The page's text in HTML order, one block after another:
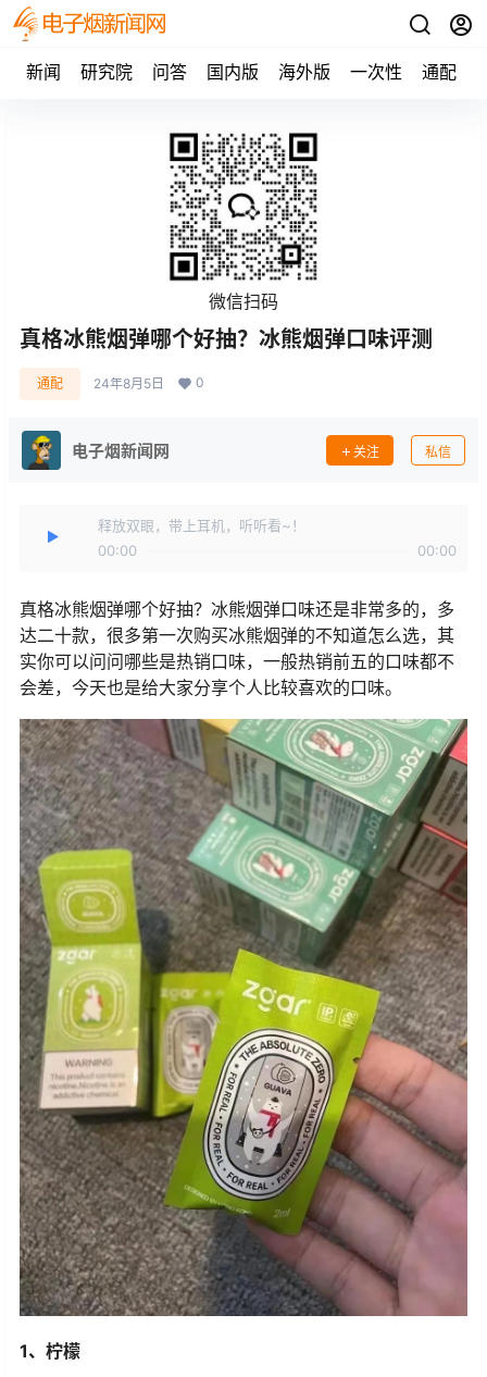
新闻 研究院 问答 国内版 海外版 一次性 通配
微信扫码
真格冰熊烟弹哪个好抽？冰熊烟弹口味评测
通配 24年8月5日 0
电子烟新闻网 关注 私信
释放双眼，带上耳机，听听看~！
00:00
00:00
真格冰熊烟弹哪个好抽？冰熊烟弹口味还是非常多的，多
达二十款，很多第一次购买冰熊烟弹的不知道怎么选，其
实你可以问问哪些是热销口味，一般热销前五的口味都不
会差，今天也是给大家分享个人比较喜欢的口味。
1、柠檬